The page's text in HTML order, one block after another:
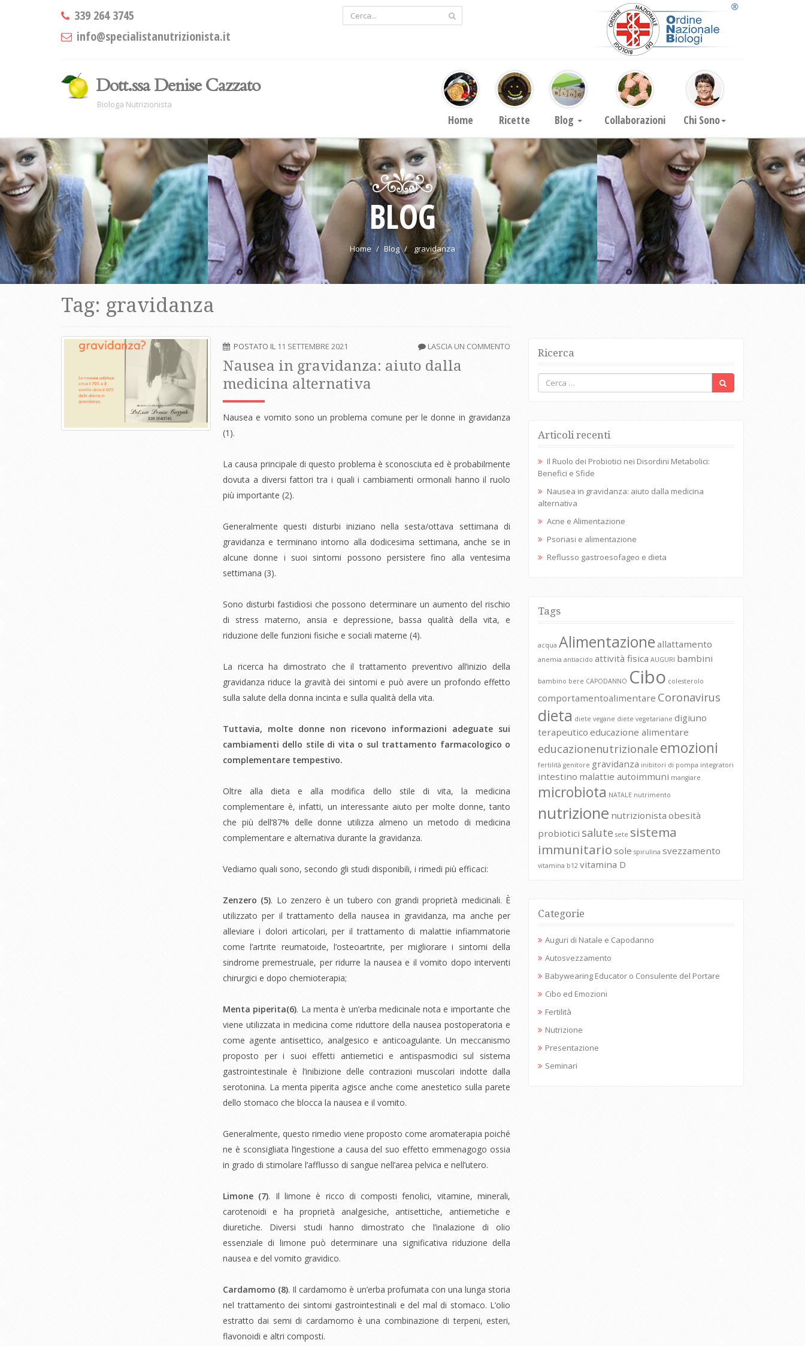
339 264 3745
info@specialistanutrizionista.it
Dott.ssa Denise Cazzato
Biologa Nutrizionista
Home Ricette Blog Collaborazioni Chi Sono
BLOG
Home Blog gravidanza
Tag: gravidanza
POSTATO IL 11 SETTEMBRE 2021 LASCIA UN COMMENTO
Nausea in gravidanza: aiuto dalla
medicina alternativa
Nausea e vomito sono un problema comune per le donne in gravidanza
(1).
La causa principale di questo problema è sconosciuta ed è probabilmente
dovuta a diversi fattori tra i quali i cambiamenti ormonali hanno il ruolo
più importante (2).
Generalmente questi disturbi iniziano nella sesta/ottava settimana di
gravidanza e terminano intorno alla dodicesima settimana, anche se in
alcune donne i suoi sintomi possono persistere fino alla ventesima
settimana (3).
Sono disturbi fastidiosi che possono determinare un aumento del rischio
di stress materno, ansia e depressione, bassa qualità della vita, e
riduzione delle funzioni fisiche e sociali materne (4).
La ricerca ha dimostrato che il trattamento preventivo all’inizio della
gravidanza riduce la gravità dei sintomi e può avere un profondo effetto
sulla salute della donna incinta e sulla qualità della vita.
Tuttavia, molte donne non ricevono informazioni adeguate sui
cambiamenti dello stile di vita o sul trattamento farmacologico o
complementare tempestivo.
Oltre alla dieta e alla modifica dello stile di vita, la medicina
complementare è, infatti, un interessante aiuto per molte donne, tanto
che più dell’87% delle donne utilizza almeno un metodo di medicina
complementare e alternativa durante la gravidanza.
Vediamo quali sono, secondo gli studi disponibili, i rimedi più efficaci:
Zenzero (5). Lo zenzero è un tubero con grandi proprietà medicinali. È
utilizzato per il trattamento della nausea in gravidanza, ma anche per
alleviare i dolori articolari, per il trattamento di malattie infiammatorie
come l’artrite reumatoide, l’osteoartrite, per migliorare i sintomi della
sindrome premestruale, per ridurre la nausea e il vomito dopo interventi
chirurgici e dopo chemioterapia;
Menta piperita(6). La menta è un’erba medicinale nota e importante che
viene utilizzata in medicina come riduttore della nausea postoperatoria e
come agente antisettico, analgesico e anticoagulante. Un meccanismo
proposto per i suoi effetti antiemetici e antispasmodici sul sistema
gastrointestinale è l’inibizione delle contrazioni muscolari indotte dalla
serotonina. La menta piperita agisce anche come anestetico sulla parete
dello stomaco che blocca la nausea e il vomito.
Generalmente, questo rimedio viene proposto come aromaterapia poiché
ne è sconsigliata l’ingestione a causa del suo effetto emmenagogo ossia
in grado di stimolare l’afflusso di sangue nell’area pelvica e nell’utero.
Limone (7). Il limone è ricco di composti fenolici, vitamine, minerali,
carotenoidi e ha proprietà analgesiche, antisettiche, antiemetiche e
diuretiche. Diversi studi hanno dimostrato che l’inalazione di olio
essenziale di limone può determinare una significativa riduzione della
nausea e del vomito gravidico.
Cardamomo (8). Il cardamomo è un’erba profumata con una lunga storia
nel trattamento dei sintomi gastrointestinali e del mal di stomaco. L’olio
estratto dai semi di cardamomo è una combinazione di terpeni, esteri,
flavonoidi e altri composti.
Ricerca
Articoli recenti
Il Ruolo dei Probiotici nei Disordini Metabolici:
Benefici e Sfide
Nausea in gravidanza: aiuto dalla medicina
alternativa
Acne e Alimentazione
Psoriasi e alimentazione
Reflusso gastroesofageo e dieta
Tags
acqua Alimentazione allattamento
anemia antiacido attività fisica AUGURI bambini
bambino bere CAPODANNO Cibo colesterolo
comportamentoalimentare Coronavirus
dieta diete vegane diete vegetariane digiuno
terapeutico educazione alimentare
educazionenutrizionale emozioni
fertilità genitore gravidanza inibitori di pompa integratori
intestino malattie autoimmuni mangiare
microbiota NATALE nutrimento
nutrizione nutrizionista obesità
probiotici salute sete sistema
immunitario sole spirulina svezzamento
vitamina b12 vitamina D
Categorie
Auguri di Natale e Capodanno
Autosvezzamento
Babywearing Educator o Consulente del Portare
Cibo ed Emozioni
Fertilità
Nutrizione
Presentazione
Seminari